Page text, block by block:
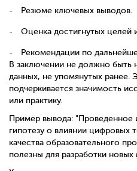
Резюме ключевых выводов.
Оценка достигнутых целей
Рекомендации по
В заключении не должно быть
данных, не упомянутых ранее.
подчеркивается значимость
или практику.
Пример вывода: "Проведенное
гипотезу о влиянии цифровых
качества образовательного
полезны для разработки новых